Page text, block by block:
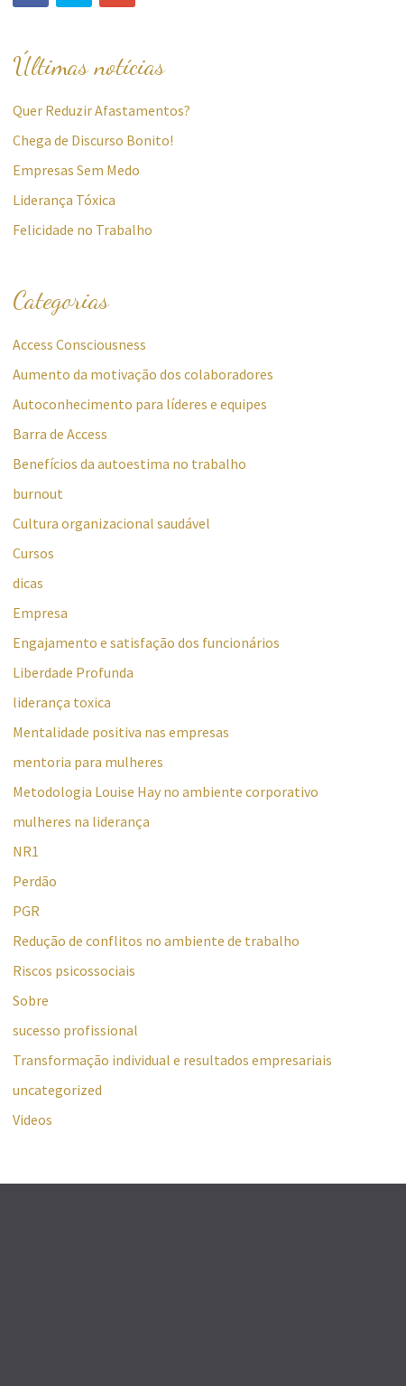
Últimas notícias
Quer Reduzir Afastamentos?
Chega de Discurso Bonito!
Empresas Sem Medo
Liderança Tóxica
Felicidade no Trabalho
Categorias
Access Consciousness
Aumento da motivação dos colaboradores
Autoconhecimento para líderes e equipes
Barra de Access
Benefícios da autoestima no trabalho
burnout
Cultura organizacional saudável
Cursos
dicas
Empresa
Engajamento e satisfação dos funcionários
Liberdade Profunda
liderança toxica
Mentalidade positiva nas empresas
mentoria para mulheres
Metodologia Louise Hay no ambiente corporativo
mulheres na liderança
NR1
Perdão
PGR
Redução de conflitos no ambiente de trabalho
Riscos psicossociais
Sobre
sucesso profissional
Transformação individual e resultados empresariais
uncategorized
Videos